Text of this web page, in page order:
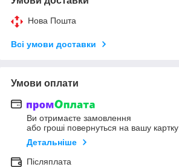
Нова Пошта
Всі умови доставки
Умови оплати
Ви отримаєте замовлення
або гроші повернуться на вашу картку
Детальніше
Післяплата